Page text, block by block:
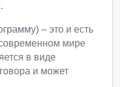
– это и есть
мире
в виде
и может